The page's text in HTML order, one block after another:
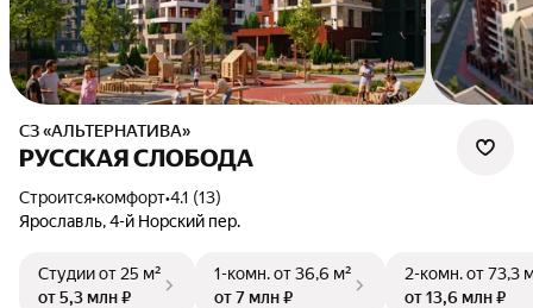
СЗ «АЛЬТЕРНАТИВА»
РУССКАЯ СЛОБОДА
Строится•комфорт•4.1 (13)
Ярославль, 4-й Норский пер.
Студииот 25 м²
от 5,3 млн ₽
1-комн.от 36,6 м²
от 7 млн ₽
2-комн.от 73,3
от 13,6 млн ₽